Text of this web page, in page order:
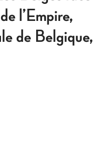
l’Empire,
de Belgique,